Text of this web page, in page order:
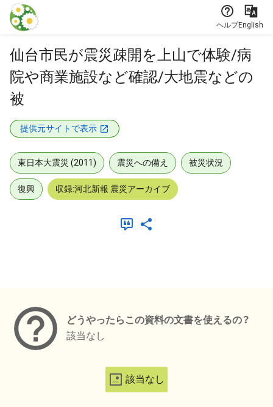
本文に飛ぶ
ヘルプEnglish
仙台市民が震災疎開を上山で体験/病
院や商業施設など確認/大地震などの
被
提供元サイトで表示
東日本大震災 (2011) 震災への備え 被災状況
復興 収録:河北新報 震災アーカイブ
どうやったらこの資料の文書を使えるの？
該当なし
該当なし